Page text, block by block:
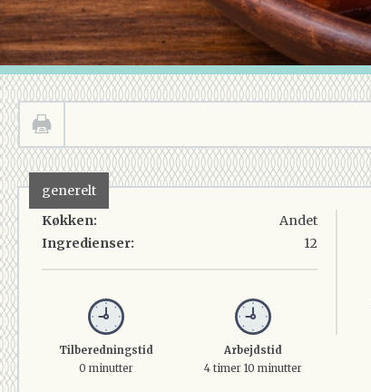
generelt
Køkken:
Ingredienser:
Andet
12
Tilberedningstid
0 minutter
Arbejdstid
4 timer 10 minutter